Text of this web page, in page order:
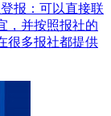
报：可以直接联
，并按照报社的
很多报社都提供